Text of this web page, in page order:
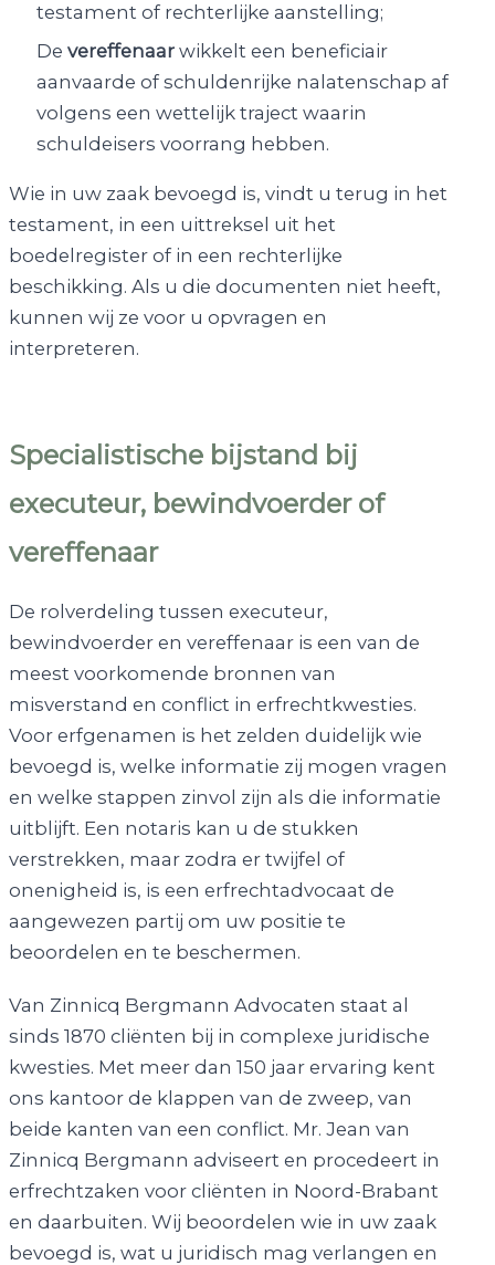
testament of rechterlijke aanstelling;
Devereffenaar wikkelt een beneficiair
aanvaarde of schuldenrijke nalatenschap af
volgens een wettelijk traject waarin
schuldeisers voorrang hebben.
Wie in uw zaak bevoegd is, vindt u terug in het
testament, in een uittreksel uit het
boedelregister of in een rechterlijke
beschikking. Als u die documenten niet heeft,
kunnen wij ze voor u opvragen en
interpreteren.
Specialistische bijstand bij
executeur, bewindvoerder of
vereffenaar
De rolverdeling tussen executeur,
bewindvoerder en vereffenaar is een van de
meest voorkomende bronnen van
misverstand en conflict in erfrechtkwesties.
Voor erfgenamen is het zelden duidelijk wie
bevoegd is, welke informatie zij mogen vragen
en welke stappen zinvol zijn als die informatie
uitblijft. Een notaris kan u de stukken
verstrekken, maar zodra er twijfel of
onenigheid is, is een erfrechtadvocaat de
aangewezen partij om uw positie te
beoordelen en te beschermen.
Van Zinnicq Bergmann Advocaten staat al
sinds 1870 cliënten bij in complexe juridische
kwesties. Met meer dan 150 jaar ervaring kent
ons kantoor de klappen van de zweep, van
beide kanten van een conflict. Mr. Jean van
Zinnicq Bergmann adviseert en procedeert in
erfrechtzaken voor cliënten in Noord-Brabant
en daarbuiten. Wij beoordelen wie in uw zaak
bevoegd is, wat u juridisch mag verlangen en